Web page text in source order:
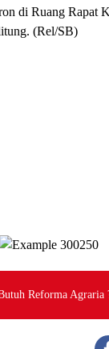
di Ruang Rapat
(Rel/SB)
Reforma Agraria